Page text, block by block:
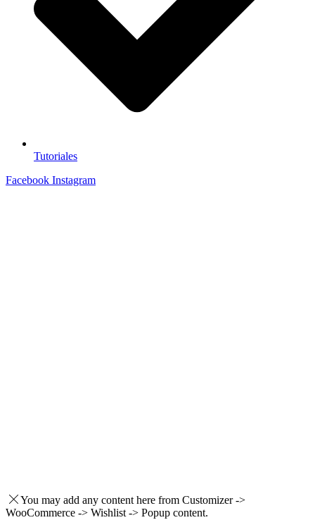
Tutoriales
Facebook Instagram
You may add any content here from Customizer ->
WooCommerce -> Wishlist -> Popup content.